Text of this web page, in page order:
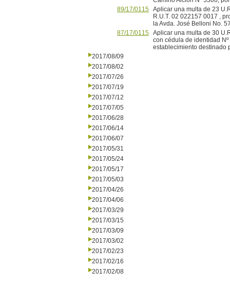
89/17/0115 Aplicar una multa de 23
R.U.T. 02 022157 0017 ,
la Avda. José Belloni No.
87/17/0115 Aplicar una multa de 30
con cédula de identidad
establecimiento destinado
2017/08/09
2017/08/02
2017/07/26
2017/07/19
2017/07/12
2017/07/05
2017/06/28
2017/06/14
2017/06/07
2017/05/31
2017/05/24
2017/05/17
2017/05/03
2017/04/26
2017/04/06
2017/03/29
2017/03/15
2017/03/09
2017/03/02
2017/02/23
2017/02/16
2017/02/08